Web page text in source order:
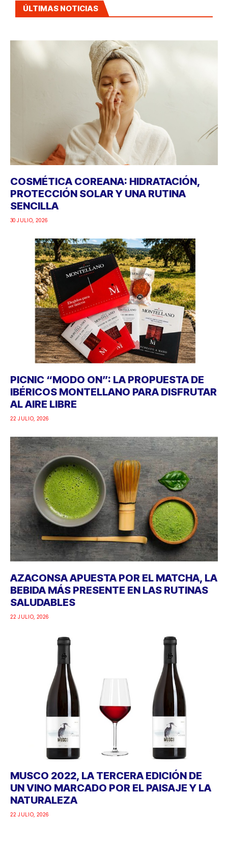
ÚLTIMAS NOTICIAS
COSMÉTICA COREANA: HIDRATACIÓN,
PROTECCIÓN SOLAR Y UNA RUTINA
SENCILLA
30 JULIO, 2026
PICNIC “MODO ON”: LA PROPUESTA DE
IBÉRICOS MONTELLANO PARA DISFRUTAR
AL AIRE LIBRE
22 JULIO, 2026
AZACONSA APUESTA POR EL MATCHA, LA
BEBIDA MÁS PRESENTE EN LAS RUTINAS
SALUDABLES
22 JULIO, 2026
MUSCO 2022, LA TERCERA EDICIÓN DE
UN VINO MARCADO POR EL PAISAJE Y LA
NATURALEZA
22 JULIO, 2026